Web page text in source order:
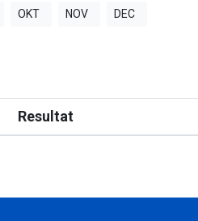
OKT NOV DEC
Resultat